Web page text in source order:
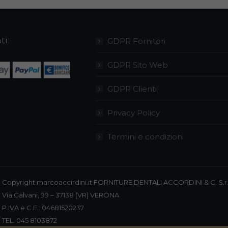
GDPR Fornitori
GDPR Sito Web
GDPR Clienti
Privacy Policy
Termini e condizioni
Copyright marcoaccirdini.it FORNITURE DENTALI ACCORDINI & C.
Via Galvani, 99 – 37138 (VR) VERONA
P.IVA e C.F.: 04681520237
TEL. 045 8103872